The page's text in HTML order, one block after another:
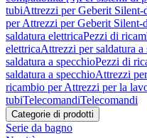
tubiAttrezzi per Geberit Silent-
per Attrezzi per Geberit Silent-
saldatura elettricaPezzi di
elettricaAttrezzi per saldatura a
saldatura a specchioPezzi di
saldatura a specchioAttrezzi
ricambio per Attrezzi per la
tubiTelecomandiTelecomandi
Categorie di prodotti
Serie da bagno